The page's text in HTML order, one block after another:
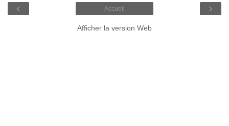
‹ ›
Accueil
Afficher la version Web